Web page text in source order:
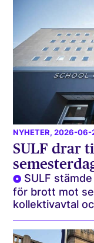
NYHETER, 2026-06-
SULF drar
SULF
för brott mot
kollektivavtal